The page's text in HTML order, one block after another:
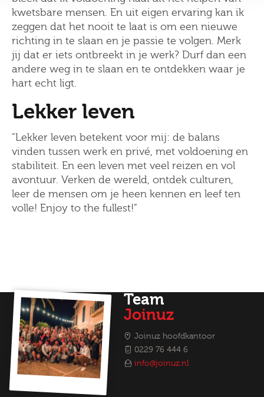
kwetsbare mensen. En uit eigen ervaring kan ik
zeggen dat het nooit te laat is om een nieuwe
richting in te slaan en je passie te volgen. Merk
jij dat er iets ontbreekt in je werk? Durf dan een
andere weg in te slaan en te ontdekken waar je
hart echt ligt.
Lekker leven
"Lekker leven betekent voor mij: de balans
vinden tussen werk en privé, met voldoening en
stabiliteit. En een leven met veel reizen en vol
avontuur. Verken de wereld, ontdek culturen,
leer de mensen om je heen kennen en leef ten
volle! Enjoy to the fullest!”
Team
Joinuz
Joinuz hoofdkantoor
0229 76 444 6
info@joinuz.nl